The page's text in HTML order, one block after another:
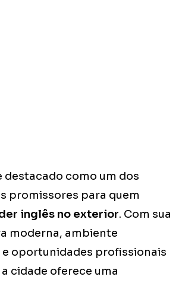
destacado como um dos
promissores para quem
inglês no exterior. Com sua
moderna, ambiente
oportunidades profissionais
cidade oferece uma